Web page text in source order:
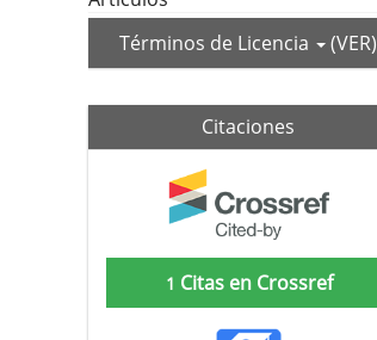
Términos de Licencia
(VER)
Citaciones
1 Citas en Crossref